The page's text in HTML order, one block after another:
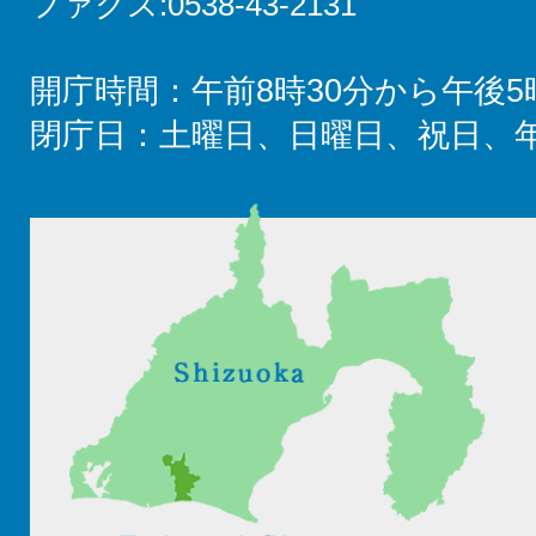
開庁時間：午前8時30分から午後5
閉庁日：土曜日、日曜日、祝日、